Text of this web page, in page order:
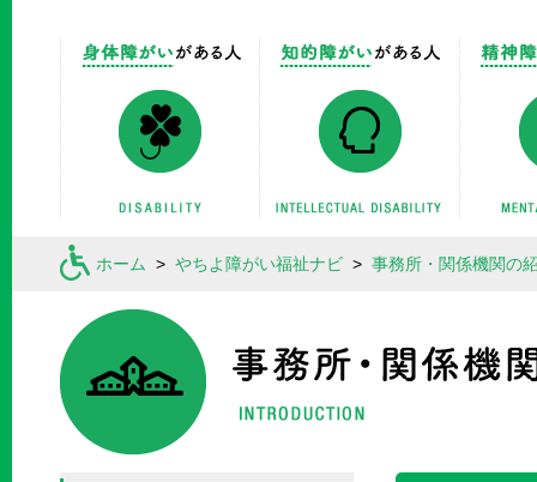
身体障がいがある方 知的障
ホーム > やちよ障がい福祉ナビ > 事務所・関係機関の